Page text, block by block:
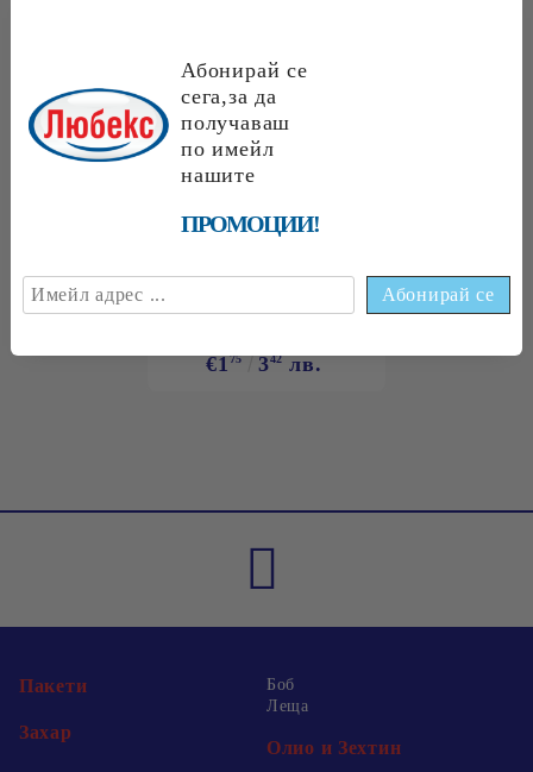
НАЙ-ПРОДАВАНИ
3.70 лв.
€175 342 лв.
Пакети
Захар
Боб
Леща
Олио и Зехтин
Абонирай се
сега,за да
получаваш
по имейл
нашите
ПРОМОЦИИ!